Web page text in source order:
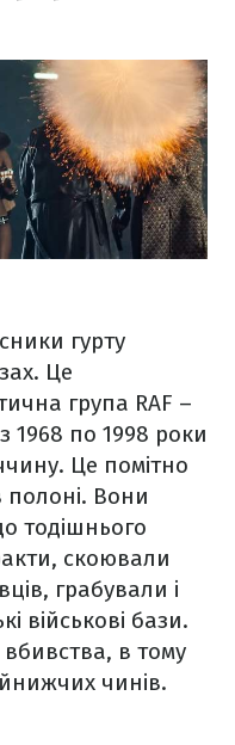
гурту
Це
група RAF –
1968 по 1998 роки
Це помітно
полоні. Вони
тодішнього
скоювали
грабували і
військові бази.
вбивства, в тому
чинів.